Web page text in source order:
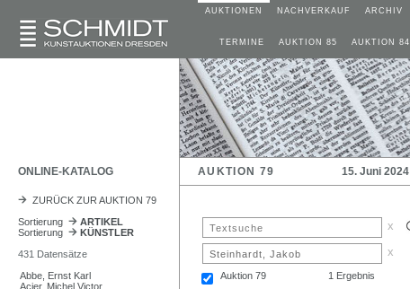
AUKTIONEN NACHVERKAUF ARCHIV
TERMINE AUKTION 85 AUKTION 84
ONLINE-KATALOG AUKTION 79 15. Juni 2024
ZURÜCK ZUR AUKTION 79
Sortierung
ARTIKEL
Sortierung
KÜNSTLER
431 Datensätze
Abbe, Ernst Karl
Acier, Michel Victor
x
x
Auktion 79
1 Ergebnis